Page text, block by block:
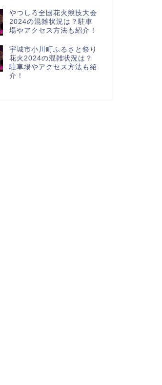
やつしろ全国花火競技大会
2024の混雑状況は？駐車
場やアクセス方法も紹介！
宇城市小川町ふるさと祭り
花火2024の混雑状況は？
駐車場やアクセス方法も紹
介！